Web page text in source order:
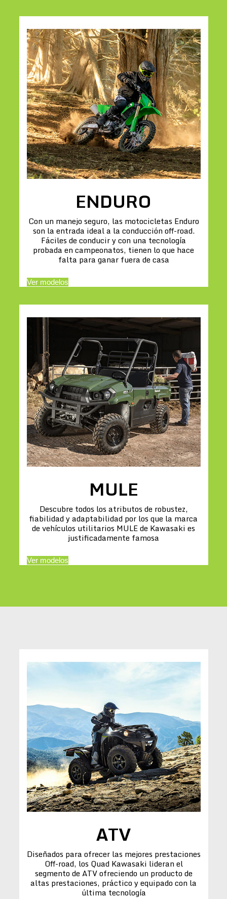
ENDURO
Con un manejo seguro, las motocicletas Enduro
son la entrada ideal a la conducción off-road.
Fáciles de conducir y con una tecnología
probada en campeonatos, tienen lo que hace
falta para ganar fuera de casa
Ver modelos
MULE
Descubre todos los atributos de robustez,
fiabilidad y adaptabilidad por los que la marca
de vehículos utilitarios MULE de Kawasaki es
justificadamente famosa
Ver modelos
ATV
Diseñados para ofrecer las mejores prestaciones
Off-road, los Quad Kawasaki lideran el
segmento de ATV ofreciendo un producto de
altas prestaciones, práctico y equipado con la
última tecnología